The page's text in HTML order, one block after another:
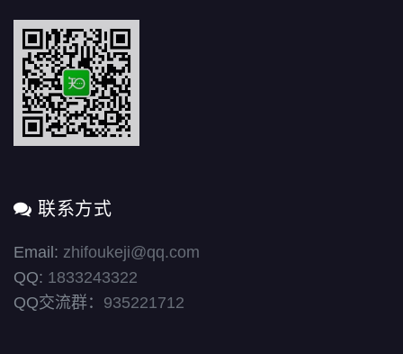
联系方式
Email: zhifoukeji@qq.com
QQ: 1833243322
QQ交流群： 935221712